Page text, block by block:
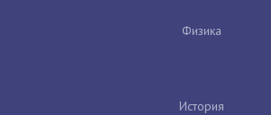
Физика
История